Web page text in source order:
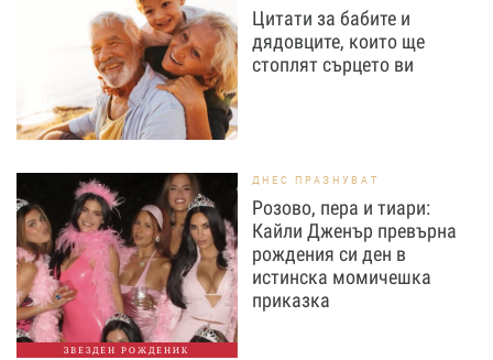
Цитати за бабите и
дядовците, които ще
стоплят сърцето ви
ЗВЕЗДЕН РОЖДЕНИК
ДНЕС ПРАЗНУВАТ
Розово, пера и тиари:
Кайли Дженър превърна
рождения си ден в
истинска момичешка
приказка